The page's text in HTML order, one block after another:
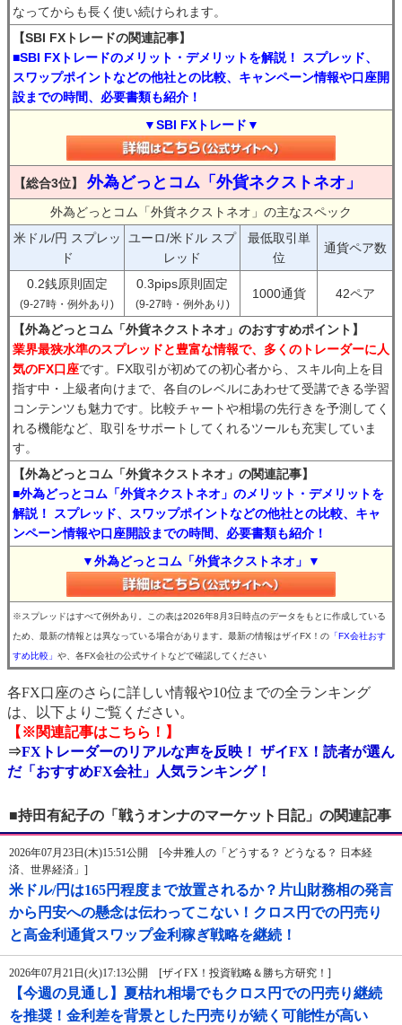
なってからも長く使い続けられます。
【SBI FXトレードの関連記事】
■SBI FXトレードのメリット・デメリットを解説！ スプレッド、
スワップポイントなどの他社との比較、キャンペーン情報や口座開
設までの時間、必要書類も紹介！
▼SBI FXトレード▼
【総合3位】 外為どっとコム「外貨ネクストネオ」
外為どっとコム「外貨ネクストネオ」の主なスペック
米ドル/円 スプレッ
ド
ユーロ/米ドル スプ
レッド
最低取引単
位
通貨ペア数
0.2銭原則固定
(9-27時・例外あり)
0.3pips原則固定
(9-27時・例外あり)
1000通貨 42ペア
【外為どっとコム「外貨ネクストネオ」のおすすめポイント】
業界最狭水準のスプレッドと豊富な情報で、多くのトレーダーに人
気のFX口座です。FX取引が初めての初心者から、スキル向上を目
指す中・上級者向けまで、各自のレベルにあわせて受講できる学習
コンテンツも魅力です。比較チャートや相場の先行きを予測してく
れる機能など、取引をサポートしてくれるツールも充実していま
す。
【外為どっとコム「外貨ネクストネオ」の関連記事】
■外為どっとコム「外貨ネクストネオ」のメリット・デメリットを
解説！ スプレッド、スワップポイントなどの他社との比較、キャ
ンペーン情報や口座開設までの時間、必要書類も紹介！
▼外為どっとコム「外貨ネクストネオ」▼
※スプレッドはすべて例外あり。この表は2026年8月3日時点のデータをもとに作成している
ため、最新の情報とは異なっている場合があります。最新の情報はザイFX！の 「FX会社おす
すめ比較」 や、各FX会社の公式サイトなどで確認してください
各FX口座のさらに詳しい情報や10位までの全ランキング
は、以下よりご覧ください。
【※関連記事はこちら！】
⇒FXトレーダーのリアルな声を反映！ ザイFX！読者が選ん
だ「おすすめFX会社」人気ランキング！
■持田有紀子の「戦うオンナのマーケット日記」の関連記事
2026年07月23日(木)15:51公開 [今井雅人の「どうする？ どうなる？ 日本経
済、世界経済」]
米ドル/円は165円程度まで放置されるか？片山財務相の発言
から円安への懸念は伝わってこない！クロス円での円売り
と高金利通貨スワップ金利稼ぎ戦略を継続！
2026年07月21日(火)17:13公開 [ザイFX！投資戦略＆勝ち方研究！]
【今週の見通し】夏枯れ相場でもクロス円での円売り継続
を推奨！金利差を背景とした円売りが続く可能性が高い